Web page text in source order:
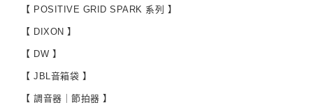
【 POSITIVE GRID SPARK 系列 】
【 DIXON 】
【 DW 】
【 JBL音箱袋 】
【 調音器｜節拍器 】